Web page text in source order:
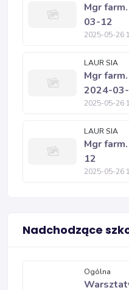
Mgr
03-12
2025-05-26
LAUR SIA
Mgr
2024-
2025-05-26
LAUR SIA
Mgr
12
2025-05-26
Nadchodzące
Ogólna